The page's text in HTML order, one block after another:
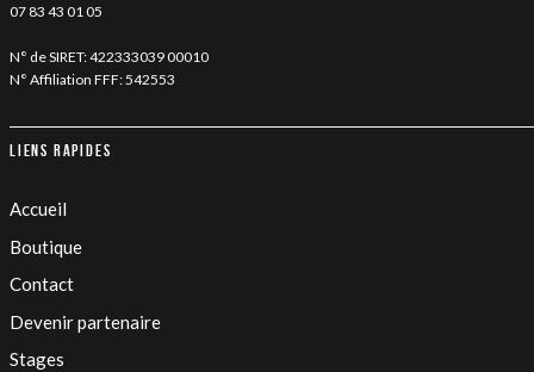
07 83 43 01 05
N° de SIRET: 422333039 00010
N° Affiliation FFF: 542553
Liens rapides
Accueil
Boutique
Contact
Devenir partenaire
Stages